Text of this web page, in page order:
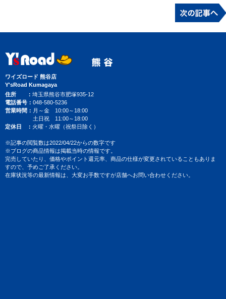
ワイズロード 熊谷店
Y'sRoad Kumagaya
住所
埼玉県熊谷市肥塚935-12
電話番号
048-580-5236
営業時間
月～金 10:00～18:00
土日祝 11:00～18:00
定休日
火曜・水曜（祝祭日除く）
※記事の閲覧数は2022/04/22からの数字です
※ブログの商品情報は掲載当時の情報です。
完売していたり、価格やポイント還元率、商品の仕様が変更されていることもありま
すので、予めご了承ください。
在庫状況等の最新情報は、大変お手数ですが店舗へお問い合わせください。